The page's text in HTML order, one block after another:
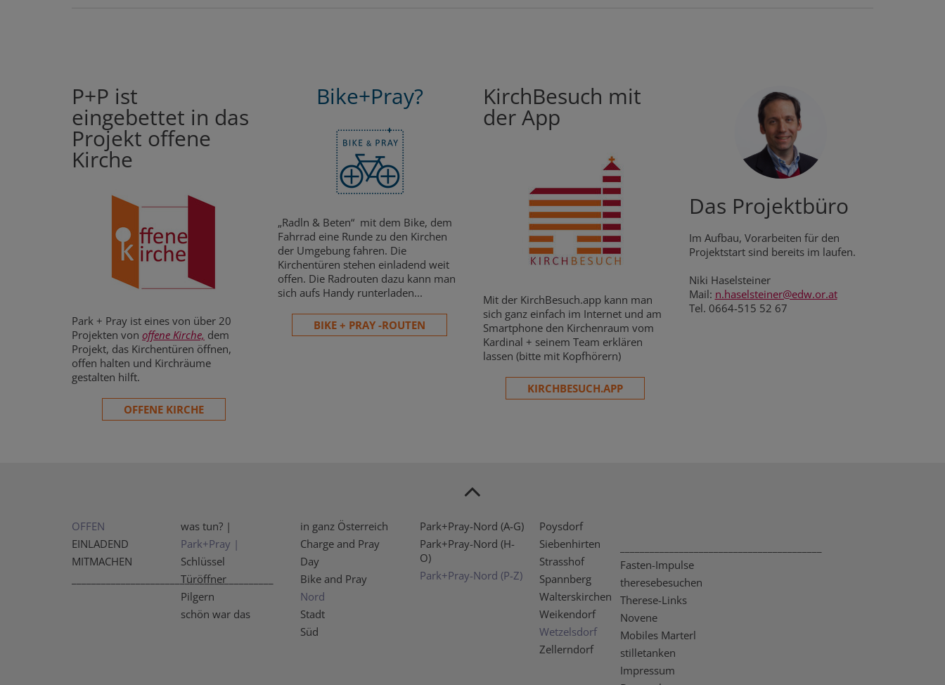
P+P ist
eingebettet in das
Projekt offene
Kirche
Park + Pray ist eines von über 20
Projekten von offene Kirche, dem
Projekt, das Kirchentüren öffnen,
offen halten und Kirchräume
gestalten hilft.
OFFENE KIRCHE
Bike+Pray?
„Radln & Beten“ mit dem Bike, dem
Fahrrad eine Runde zu den Kirchen
der Umgebung fahren. Die
Kirchentüren stehen einladend weit
offen. Die Radrouten dazu kann man
sich aufs Handy runterladen...
BIKE + PRAY -ROUTEN
KirchBesuch mit
der App
Mit der KirchBesuch.app kann man
sich ganz einfach im Internet und am
Smartphone den Kirchenraum vom
Kardinal + seinem Team erklären
lassen (bitte mit Kopfhörern)
KIRCHBESUCH.APP
Das Projektbüro
Im Aufbau, Vorarbeiten für den
Projektstart sind bereits im laufen.
Niki Haselsteiner
Mail: n.haselsteiner@edw.or.at
Tel. 0664-515 52 67
OFFEN
was tun? |
Park+Pray |
in ganz Österreich
Charge and Pray
Day
Bike and Pray
Nord
Park+Pray-Nord (A-G)
Park+Pray-Nord (H-
O)
Park+Pray-Nord (P-Z)
Poysdorf
Siebenhirten
Strasshof
Spannberg
Walterskirchen
Weikendorf
Wetzelsdorf
Zellerndorf
Stadt
Süd
Schlüssel
Türöffner
Pilgern
schön war das
EINLADEND
MITMACHEN
_________________________________________
Fasten-Impulse
theresebesuchen
Therese-Links
Novene
Mobiles Marterl
stilletanken
Impressum